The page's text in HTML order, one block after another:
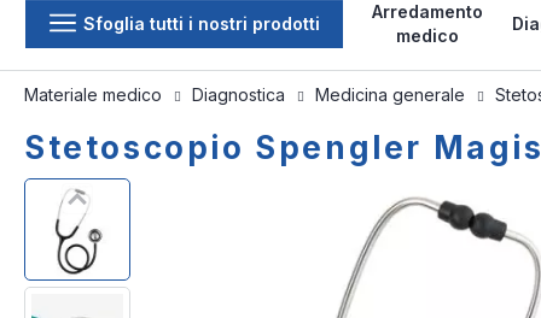
Sfoglia tutti i nostri prodotti
Arredamento
medico
Materiale medico Diagnostica Medicina generale
Stetoscopio Spengler
Vai
della
galleria
Vai
all'inizio
della
galleria
di